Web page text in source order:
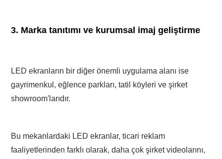
3. Marka tanıtımı ve kurumsal imaj geliştirme
LED ekranların bir diğer önemli uygulama alanı ise
gayrimenkul, eğlence parkları, tatil köyleri ve şirket
showroom'larıdır.
Bu mekanlardaki LED ekranlar, ticari reklam
faaliyetlerinden farklı olarak, daha çok şirket videolarını,